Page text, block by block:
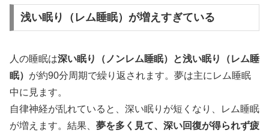
浅い眠り（レム睡眠）が増えすぎている
人の睡眠は深い眠り（ノンレム睡眠）と浅い眠り（レム睡
眠） が約90分周期で繰り返されます。夢は主にレム睡眠
中に見ます。
自律神経が乱れていると、深い眠りが短くなり、レム睡眠
が増えます。結果、 夢を多く見て、深い回復が得られず疲